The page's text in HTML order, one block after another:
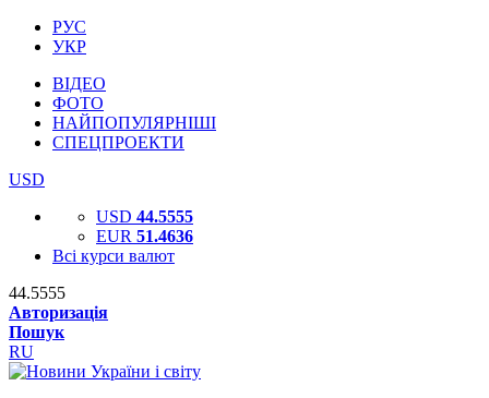
РУС
УКР
ВІДЕО
ФОТО
НАЙПОПУЛЯРНІШІ
СПЕЦПРОЕКТИ
USD
USD 44.5555
EUR 51.4636
Всі курси валют
44.5555
Авторизація
Пошук
RU